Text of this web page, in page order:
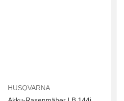
HUSQVARNA